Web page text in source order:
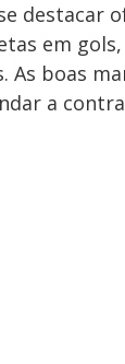
destacar
em
boas
a